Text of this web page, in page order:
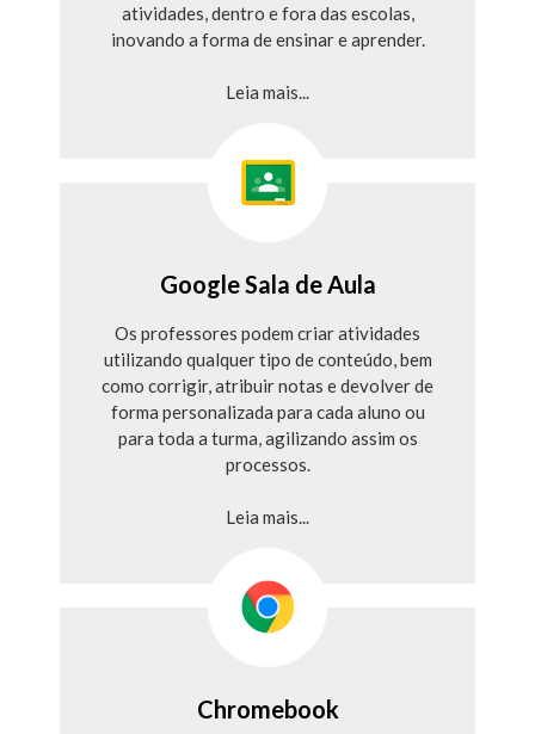
atividades, dentro e fora das escolas,
inovando a forma de ensinar e aprender.
Leia mais...
Google Sala de Aula
Os professores podem criar atividades
utilizando qualquer tipo de conteúdo, bem
como corrigir, atribuir notas e devolver de
forma personalizada para cada aluno ou
para toda a turma, agilizando assim os
processos.
Leia mais...
Chromebook